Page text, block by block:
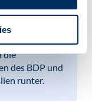
die
des BDP und
runter.